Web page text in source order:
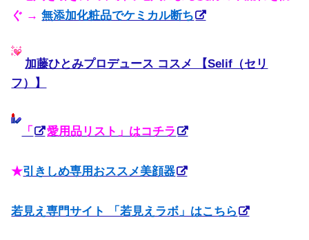
ぐ →無添加化粧品でケミカル断ち
加藤ひとみプロデュース コスメ 【Selif（セリ
フ）】
「 愛用品リスト」はコチラ
★引きしめ専用おススメ美顔器
若見え専門サイト 「若見えラボ」はこちら